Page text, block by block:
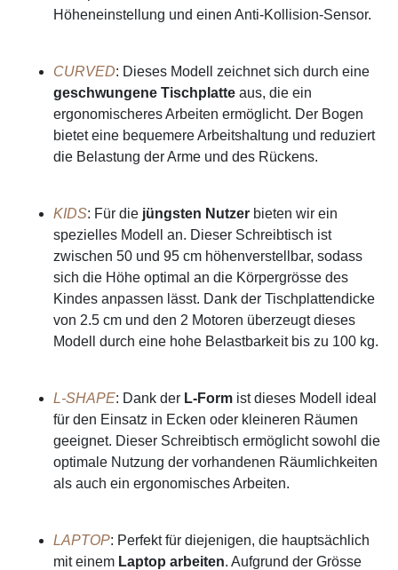
Höheneinstellung und einen Anti-Kollision-Sensor.
CURVED: Dieses Modell zeichnet sich durch eine
geschwungene Tischplatte aus, die ein
ergonomischeres Arbeiten ermöglicht. Der Bogen
bietet eine bequemere Arbeitshaltung und reduziert
die Belastung der Arme und des Rückens.
KIDS: Für die jüngsten Nutzer bieten wir ein
spezielles Modell an. Dieser Schreibtisch ist
zwischen 50 und 95 cm höhenverstellbar, sodass
sich die Höhe optimal an die Körpergrösse des
Kindes anpassen lässt. Dank der Tischplattendicke
von 2.5 cm und den 2 Motoren überzeugt dieses
Modell durch eine hohe Belastbarkeit bis zu 100 kg.
L-SHAPE: Dank der L-Form ist dieses Modell ideal
für den Einsatz in Ecken oder kleineren Räumen
geeignet. Dieser Schreibtisch ermöglicht sowohl die
optimale Nutzung der vorhandenen Räumlichkeiten
als auch ein ergonomisches Arbeiten.
LAPTOP: Perfekt für diejenigen, die hauptsächlich
mit einem Laptop arbeiten. Aufgrund der Grösse